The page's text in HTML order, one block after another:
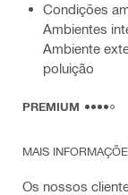
Condições
Ambientes
Ambiente
poluição
PREMIUM
MAIS
Os nossos